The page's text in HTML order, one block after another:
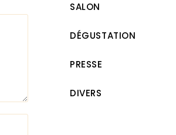
SALON
DÉGUSTATION
PRESSE
DIVERS